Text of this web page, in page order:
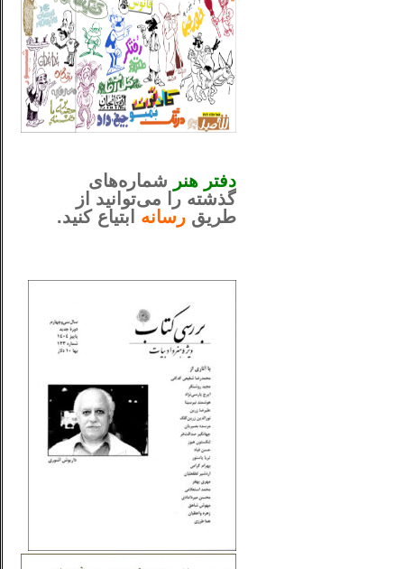
دفتر هنر شماره‌های
گذشته را می‌توانید از
طریق رسانه ابتیاع کنید.